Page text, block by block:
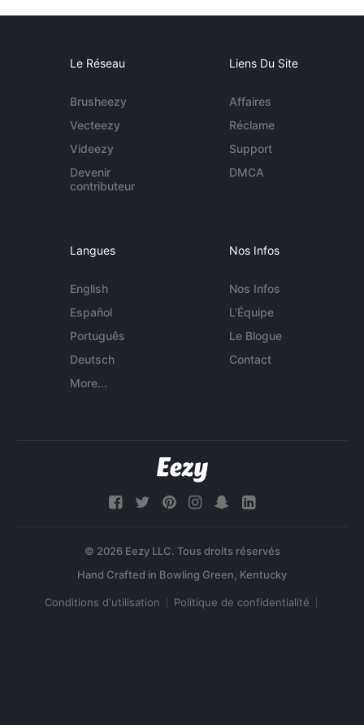
Le Réseau
Brusheezy
Vecteezy
Videezy
Devenir
contributeur
Liens Du Site
Affaires
Réclame
Support
DMCA
Langues
English
Español
Português
Deutsch
More...
Nos Infos
Nos Infos
L'Équipe
Le Blogue
Contact
© 2026 Eezy LLC. Tous droits réservés
Conditions d'utilisation Politique de confidentialité